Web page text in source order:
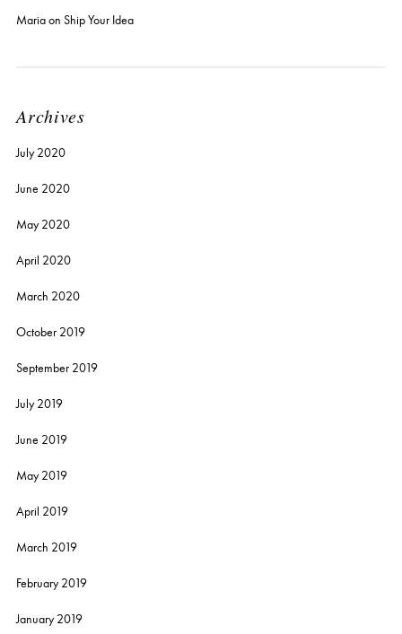
Mariaon Ship Your Idea
Archives
July 2020
June 2020
May 2020
April 2020
March 2020
October 2019
September 2019
July 2019
June 2019
May 2019
April 2019
March 2019
February 2019
January 2019